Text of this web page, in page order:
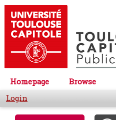
Homepage Browse
Login